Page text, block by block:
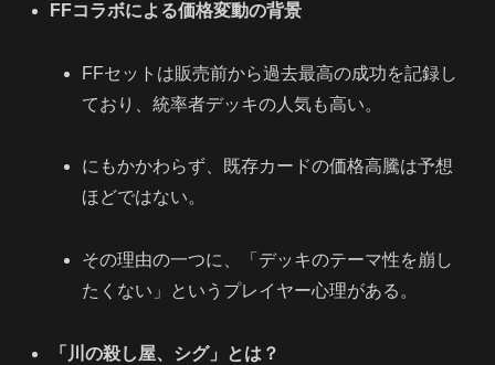
FFコラボによる価格変動の背景
FFセットは販売前から過去最高の成功を記録し
ており、統率者デッキの人気も高い。
にもかかわらず、既存カードの価格高騰は予想
ほどではない。
その理由の一つに、「デッキのテーマ性を崩し
たくない」というプレイヤー心理がある。
「川の殺し屋、シグ」とは？